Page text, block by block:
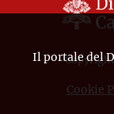
Cookie
Il portale del